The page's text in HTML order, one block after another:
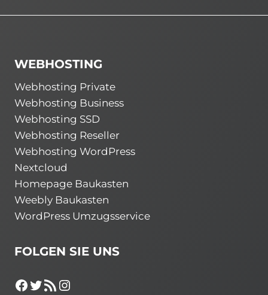
WEBHOSTING
Webhosting Private
Webhosting Business
Webhosting SSD
Webhosting Reseller
Webhosting WordPress
Nextcloud
Homepage Baukasten
Weebly Baukasten
WordPress Umzugsservice
FOLGEN SIE UNS
Facebook
Twitter
RSS-FeedInstagram